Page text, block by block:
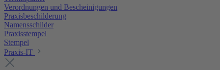
Verordnungen und Bescheinigungen
Praxisbeschilderung
Namensschilder
Praxisstempel
Stempel
Praxis-IT